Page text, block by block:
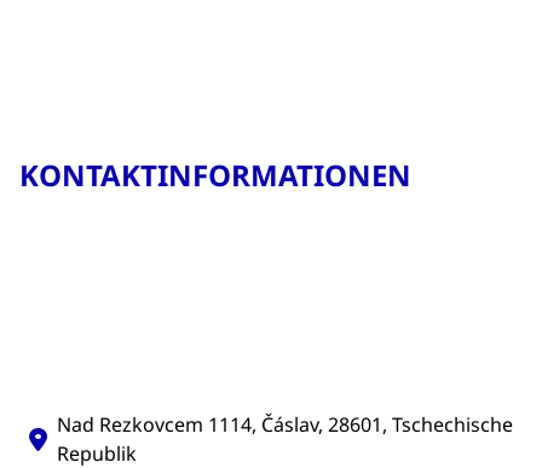
KONTAKTINFORMATIONEN
Nad Rezkovcem 1114, Čáslav, 28601, Tschechische
Republik